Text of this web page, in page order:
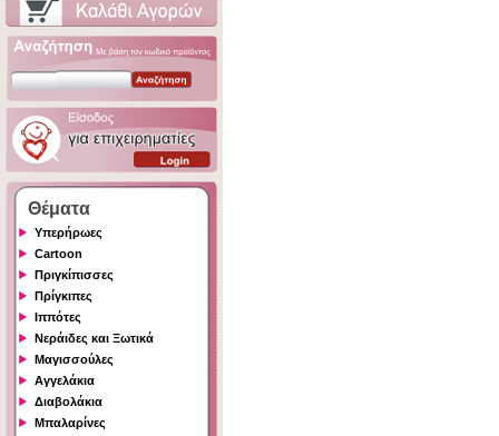
Θέματα
Υπερήρωες
Cartoon
Πριγκίπισσες
Πρίγκιπες
Ιππότες
Νεράιδες και Ξωτικά
Μαγισσούλες
Αγγελάκια
Διαβολάκια
Μπαλαρίνες